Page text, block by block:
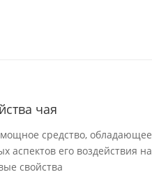
чая
средство, обладающее
аспектов его воздействия на
свойства